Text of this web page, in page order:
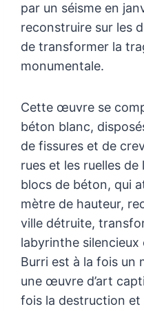
par un séisme en
reconstruire sur les
de transformer la
monumentale.
Cette œuvre se
béton blanc,
de fissures et de
rues et les ruelles de
blocs de béton, qui
mètre de hauteur,
ville détruite,
labyrinthe
Burri est à la fois un
une œuvre d’art
fois la destruction et